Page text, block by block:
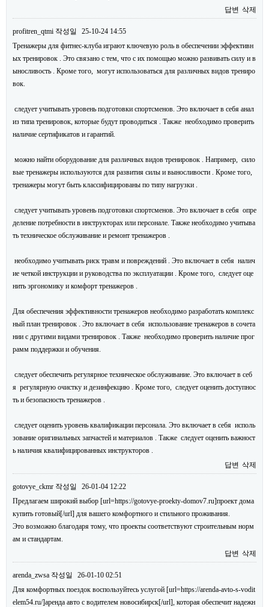
답변 삭제
profitren_qtmi 작성일
25-10-24 14:55
Тренажеры для фитнес-клуба играют ключевую роль в обеспечении эффективн
ых тренировок . Это связано с тем, что с их помощью можно развивать силу и в
ыносливость . Кроме того, могут использоваться для различных видов трениро
вок.
следует учитывать уровень подготовки спортсменов. Это включает в себя анал
из типа тренировок, которые будут проводиться . Также необходимо проверить
наличие сертификатов и гарантий.
можно найти оборудование для различных видов тренировок . Например, сило
вые тренажеры используются для развития силы и выносливости . Кроме того,
тренажеры могут быть классифицированы по типу нагрузки .
следует учитывать уровень подготовки спортсменов. Это включает в себя опре
деление потребности в инструкторах или персонале. Также необходимо учитыва
ть техническое обслуживание и ремонт тренажеров .
необходимо учитывать риск травм и повреждений . Это включает в себя налич
ие четкой инструкции и руководства по эксплуатации . Кроме того, следует оце
нить эргономику и комфорт тренажеров .
Для обеспечения эффективности тренажеров необходимо разработать комплекс
ный план тренировок . Это включает в себя использование тренажеров в сочета
нии с другими видами тренировок . Также необходимо проверить наличие прог
рамм поддержки и обучения.
следует обеспечить регулярное техническое обслуживание. Это включает в себ
я регулярную очистку и дезинфекцию . Кроме того, следует оценить доступнос
ть и безопасность тренажеров .
следует оценить уровень квалификации персонала. Это включает в себя исполь
зование оригинальных запчастей и материалов . Также следует оценить важност
ь наличия квалифицированных инструкторов .
답변 삭제
gotovye_ckmr 작성일
26-01-04 12:22
Предлагаем широкий выбор [url=https://gotovye-proekty-domov7.ru]проект дома
купить готовый[/url] для вашего комфортного и стильного проживания.
Это возможно благодаря тому, что проекты соответствуют строительным норм
ам и стандартам.
답변 삭제
arenda_zwsa 작성일
26-01-10 02:51
Для комфортных поездок воспользуйтесь услугой [url=https://arenda-avto-s-vodit
elem54.ru/]аренда авто с водителем новосибирск[/url], которая обеспечит надежн